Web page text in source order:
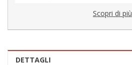
Scopri di più
DETTAGLI